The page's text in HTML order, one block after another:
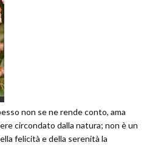
non se ne rende conto, ama
circondato dalla natura; non è un
felicità e della serenità la